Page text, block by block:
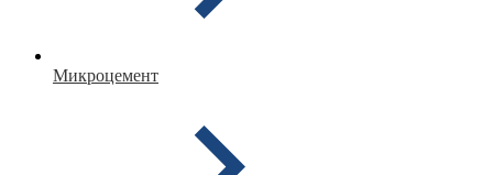
Микроцемент